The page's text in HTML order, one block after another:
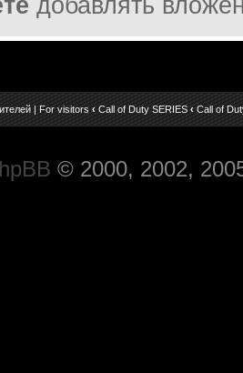
добавлять
| For visitors ‹ Call of Duty SERIES ‹ Call of
© 2000, 2002,